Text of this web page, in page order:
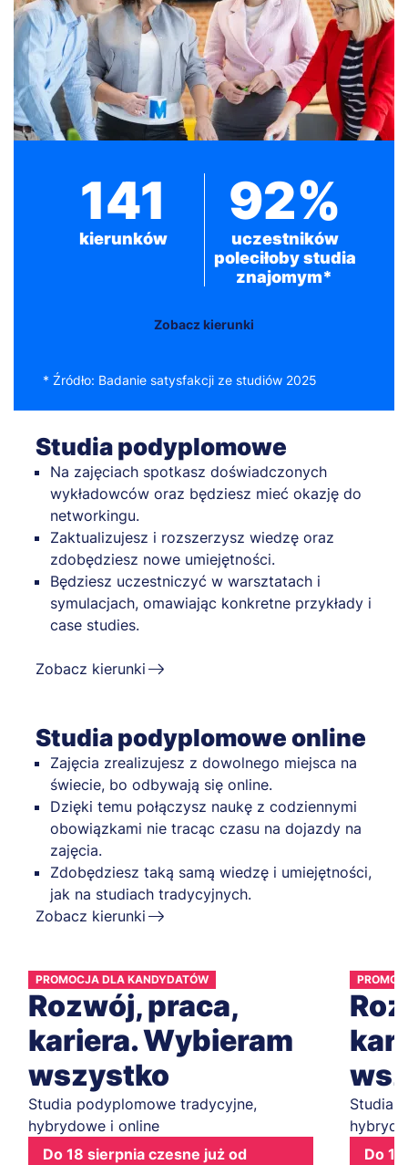
141
kierunków
92%
uczestników
poleciłoby studia
znajomym*
Zobacz kierunki
* Źródło: Badanie satysfakcji ze studiów 2025
Studia podyplomowe
Na zajęciach spotkasz doświadczonych
wykładowców oraz będziesz mieć okazję do
networkingu.
Zaktualizujesz i rozszerzysz wiedzę oraz
zdobędziesz nowe umiejętności.
Będziesz uczestniczyć w warsztatach i
symulacjach, omawiając konkretne przykłady i
case studies.
Zobacz kierunki
Studia podyplomowe online
Zajęcia zrealizujesz z dowolnego miejsca na
świecie, bo odbywają się online.
Dzięki temu połączysz naukę z codziennymi
obowiązkami nie tracąc czasu na dojazdy na
zajęcia.
Zdobędziesz taką samą wiedzę i umiejętności,
jak na studiach tradycyjnych.
Zobacz kierunki
PROMOCJA DLA KANDYDATÓW
Rozwój, praca,
kariera. Wybieram
wszystko
Studia podyplomowe tradycyjne,
hybrydowe i online
Do 18 sierpnia czesne już od
Studia
Do